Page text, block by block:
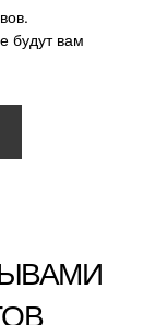
будут вам